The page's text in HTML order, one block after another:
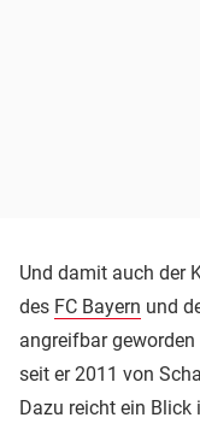
Und damit auch der
des FC Bayern und
angreifbar
seit er 2011 von
Dazu reicht ein Blick